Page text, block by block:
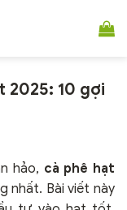
2025: 10 gợi
hảo, cà phê hạt
nhất. Bài viết này